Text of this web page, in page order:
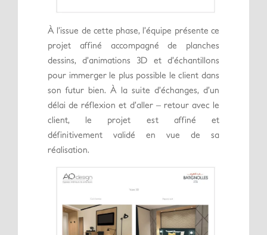
À l’issue de cette phase, l’équipe présente ce
projet affiné accompagné de planches
dessins, d’animations 3D et d’échantillons
pour immerger le plus possible le client dans
son futur bien. À la suite d’échanges, d’un
délai de réflexion et d’aller – retour avec le
client, le projet est affiné et
définitivement validé en vue de sa
réalisation.